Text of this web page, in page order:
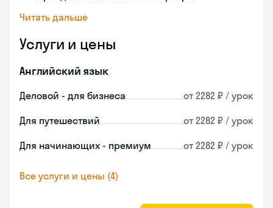
Читать дальше
Услуги и цены
Английский язык
Деловой - для бизнеса от 2282 ₽ / урок
Для путешествий от 2282 ₽ / урок
Для начинающих - премиум от 2282 ₽ / урок
Все услуги и цены (4)